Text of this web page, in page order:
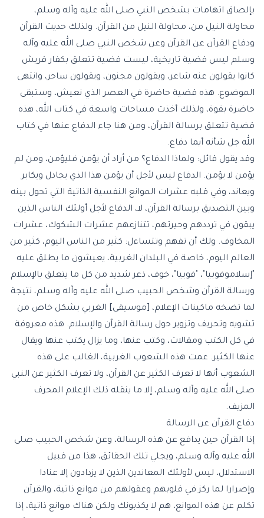
بإلصاق اتهامات بشخص النبي صلى الله عليه وآله وسلم،
محاولة النيل من، محاولة النيل من القرآن. ولذلك حديث القرآن
ودفاع القرآن عن القرآن وعن شخص النبي صلى الله عليه وآله
وسلم ليس قضية تاريخية، ليست قضية تتعلق بكفار قريش
كانوا يقولون عنه شاعر، ويقولون مجنون، ويقولون ساحر، وانتهى
الموضوع. هذه قضية حاضرة في العصر الذي نعيش، وستبقى
حاضرة بقوة، ولذلك أخذت مساحات واسعة في كتاب الله، هذه
قضية تتعلق برسالة القرآن، ومن هنا جاء الدفاع عنها في كتاب
الله جل شأنه أيما دفاع.
وقد يقول قائل: ولماذا الدفاع؟ من أراد أن يؤمن فليؤمن، ومن لم
يؤمن لا يؤمن. الدفاع ليس لأجل أن يؤمن هذا الذي يجادل ويكابر
ويعاند، وفي قلبه عشرات الموانع النفسية الذاتية التي تحول بينه
وبين التصديق برسالة القرآن، لا، الدفاع لأجل أولئك الناس الذين
يبقون في ترددهم وحيرتهم، تتنازعهم عشرات الشكوك، عشرات
المخاوف. ولك أن تفهم وتتساءل: كثير من الناس اليوم، كثير من
العالم اليوم، خاصة في البلدان الغربية، يعيشون ما يطلق عليه
"إسلاموفوبيا"، "فوبيا"، خوف، ذعر شديد من كل ما يتعلق بالإسلام
ورسالة القرآن وشخص الحبيب صلى الله عليه وآله وسلم، نتيجة
لما تضخه ماكينات الإعلام، [موسيقى] الغربي بشكل خاص من
تشويه وتحريف وتزوير حول رسالة القرآن والإسلام. هذه معروفة
في كل الكتب ومقالات، وكتب عنها، وما يزال يكتب عنها ويقال
عنها الكثير. عمت هذه الشعوب الغربية، الغالب على هذه
الشعوب أنها لا تعرف الكثير عن القرآن، ولا تعرف الكثير عن النبي
صلى الله عليه وآله وسلم، إلا ما ينقله ذلك الإعلام المحرف
المزيف.
دفاع القرآن عن الرسالة
إذا القرآن حين يدافع عن هذه الرسالة، وعن شخص الحبيب صلى
الله عليه وآله وسلم، ويجلي تلك الحقائق، هذا من قبيل
الاستدلال، ليس لأولئك المعاندين الذين لا يزدادون إلا عنادا
وإصرارا لما ركز في قلوبهم وعقولهم من موانع ذاتية، والقرآن
تكلم عن هذه الموانع، هم لا يكذبونك ولكن هناك موانع ذاتية، إذا